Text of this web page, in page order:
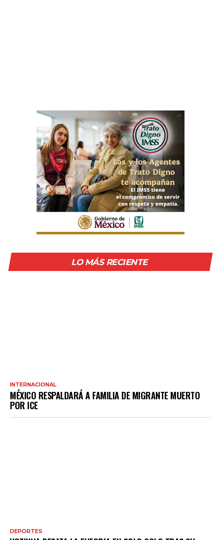
LO MÁS RECIENTE
INTERNACIONAL
MÉXICO RESPALDARÁ A FAMILIA DE MIGRANTE MUERTO
POR ICE
DEPORTES